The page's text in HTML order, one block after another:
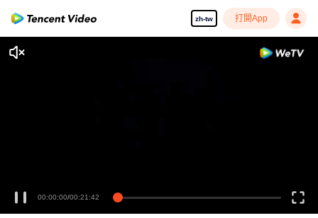
zh-tw 打開App
00:00:00/00:21:42